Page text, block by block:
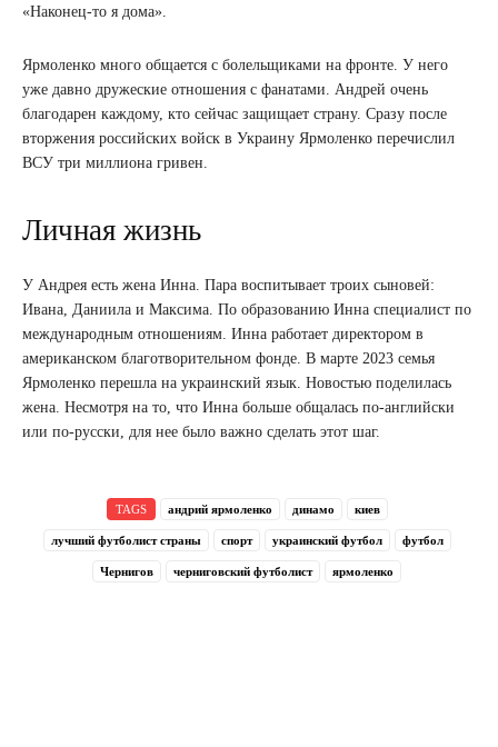
«Наконец-то я дома».
Ярмоленко много общается с болельщиками на фронте. У него
уже давно дружеские отношения с фанатами. Андрей очень
благодарен каждому, кто сейчас защищает страну. Сразу после
вторжения российских войск в Украину Ярмоленко перечислил
ВСУ три миллиона гривен.
Личная жизнь
У Андрея есть жена Инна. Пара воспитывает троих сыновей:
Ивана, Даниила и Максима. По образованию Инна специалист по
международным отношениям. Инна работает директором в
американском благотворительном фонде. В марте 2023 семья
Ярмоленко перешла на украинский язык. Новостью поделилась
жена. Несмотря на то, что Инна больше общалась по-английски
или по-русски, для нее было важно сделать этот шаг.
TAGS андрий ярмоленко динамо киев
лучший футболист страны спорт украинский футбол футбол
Чернигов черниговский футболист ярмоленко